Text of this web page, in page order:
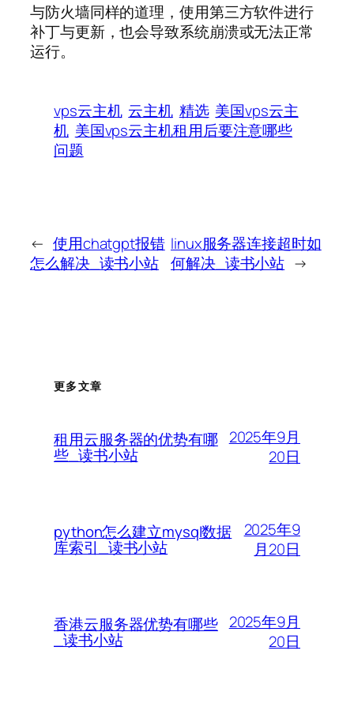
与防火墙同样的道理，使用第三方软件进行
补丁与更新，也会导致系统崩溃或无法正常
运行。
vps云主机 云主机 精选 美国vps云主
机 美国vps云主机租用后要注意哪些
问题
← 使用chatgpt报错
怎么解决_读书小站
linux服务器连接超时如
何解决_读书小站 →
更多文章
租用云服务器的优势有哪
些_读书小站
2025年9月
20日
python怎么建立mysql数据
库索引_读书小站
2025年9
月20日
香港云服务器优势有哪些
_读书小站
2025年9月
20日